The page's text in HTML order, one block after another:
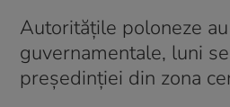
Autoritățile poloneze
guvernamentale, luni
președinției din zona